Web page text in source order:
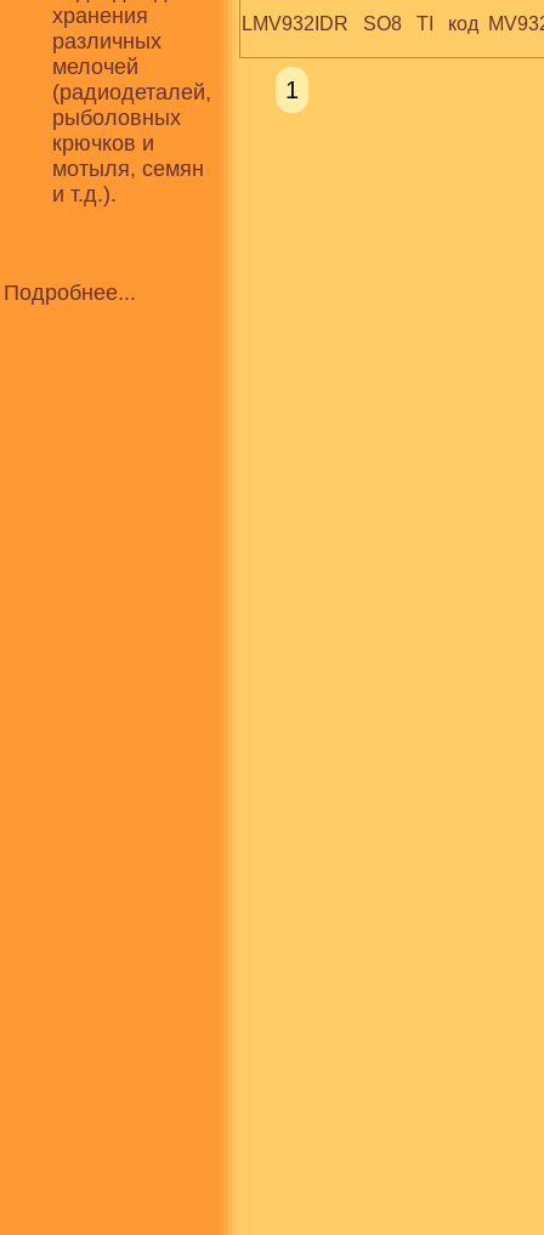
хранения
различных
мелочей
(радиодеталей,
рыболовных
крючков и
мотыля, семян
и т.д.).
Подробнее...
LMV932IDR   SO8   TI   код
1